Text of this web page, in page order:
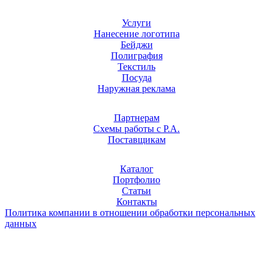
Услуги
Нанесение логотипа
Бейджи
Полиграфия
Текстиль
Посуда
Наружная реклама
Партнерам
Схемы работы с Р.А.
Поставщикам
Каталог
Портфолио
Статьи
Контакты
Политика компании в отношении обработки персональных
данных